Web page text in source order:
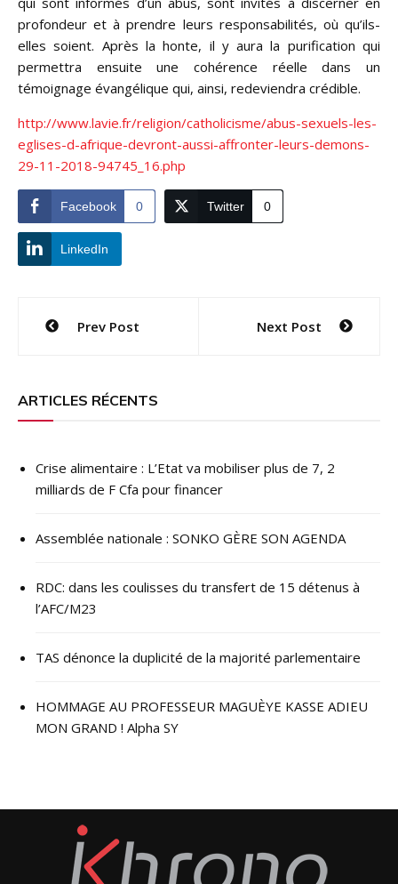
profondeur et à prendre leurs responsabilités, où qu’ils-
elles soient. Après la honte, il y aura la purification qui
permettra ensuite une cohérence réelle dans un
témoignage évangélique qui, ainsi, redeviendra crédible.
http://www.lavie.fr/religion/catholicisme/abus-sexuels-les-
eglises-d-afrique-devront-aussi-affronter-leurs-demons-
29-11-2018-94745_16.php
Facebook 0 Twitter 0
LinkedIn
Navigation
l’article
Prev Post Next Post
ARTICLES RÉCENTS
Crise alimentaire : L’Etat va mobiliser plus de 7, 2
milliards de F Cfa pour financer
Assemblée nationale : SONKO GÈRE SON AGENDA
RDC: dans les coulisses du transfert de 15 détenus à
l’AFC/M23
TAS dénonce la duplicité de la majorité parlementaire
HOMMAGE AU PROFESSEUR MAGUÈYE KASSE ADIEU
MON GRAND ! Alpha SY